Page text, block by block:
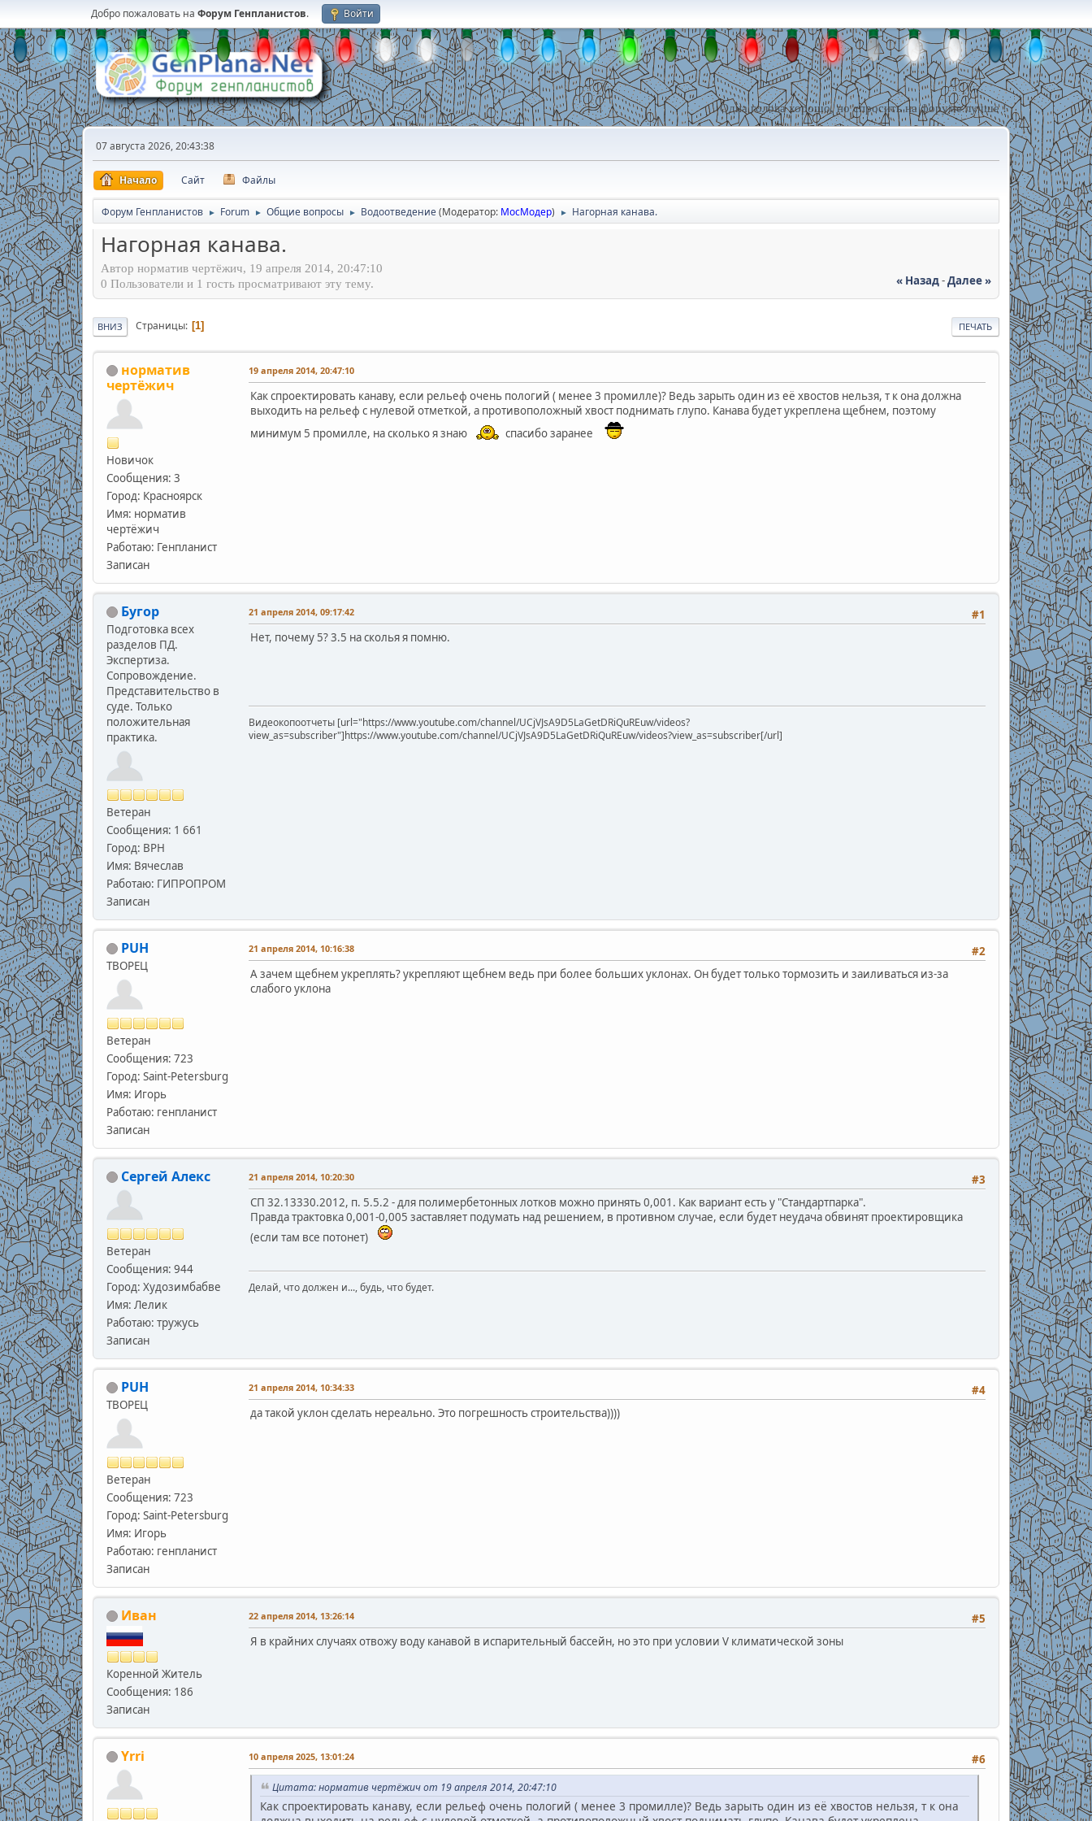
Добро пожаловать на Форум Генпланистов. Войти
Одна голова хорошо, но спросить на форуме лучше !
07 августа 2026, 20:43:38
Начало Сайт Файлы
Форум Генпланистов ► Forum ► Общие вопросы ► Водоотведение(Модератор: МосМодер) ► Нагорная канава.
Нагорная канава.
Автор норматив чертёжич, 19 апреля 2014, 20:47:10
« Назад-Далее »
0 Пользователи и 1 гость просматривают эту тему.
ПЕЧАТЬ
ВНИЗ Страницы 1
норматив
чертёжич
Новичок
Сообщения: 3
Город: Красноярск
Имя: норматив
чертёжич
Работаю: Генпланист
Записан
19 апреля 2014, 20:47:10
Как спроектировать канаву, если рельеф очень пологий ( менее 3 промилле)? Ведь зарыть один из её хвостов нельзя, т к она должна
выходить на рельеф с нулевой отметкой, а противоположный хвост поднимать глупо. Канава будет укреплена щебнем, поэтому
минимум 5 промилле, на сколько я знаю
спасибо заранее
Бугор
Подготовка всех
разделов ПД.
Экспертиза.
Сопровождение.
Представительство в
суде. Только
положительная
практика.
Ветеран
Сообщения: 1 661
Город: ВРН
Имя: Вячеслав
Работаю: ГИПРОПРОМ
Записан
#1
21 апреля 2014, 09:17:42
Нет, почему 5? 3.5 на сколья я помню.
Видеокопоотчеты [url="https://www.youtube.com/channel/UCjVJsA9D5LaGetDRiQuREuw/videos?
view_as=subscriber"]https://www.youtube.com/channel/UCjVJsA9D5LaGetDRiQuREuw/videos?view_as=subscriber[/url]
PUH
ТВОРЕЦ
Ветеран
Сообщения: 723
Город: Saint-Petersburg
Имя: Игорь
Работаю: генпланист
Записан
#2
21 апреля 2014, 10:16:38
А зачем щебнем укреплять? укрепляют щебнем ведь при более больших уклонах. Он будет только тормозить и заиливаться из-за
слабого уклона
Сергей Алекс
Ветеран
Сообщения: 944
Город: Худозимбабве
Имя: Лелик
Работаю: тружусь
Записан
#3
21 апреля 2014, 10:20:30
СП 32.13330.2012, п. 5.5.2 - для полимербетонных лотков можно принять 0,001. Как вариант есть у "Стандартпарка".
Правда трактовка 0,001-0,005 заставляет подумать над решением, в противном случае, если будет неудача обвинят проектировщика
(если там все потонет)
Делай, что должен и..., будь, что будет.
PUH
ТВОРЕЦ
Ветеран
Сообщения: 723
Город: Saint-Petersburg
Имя: Игорь
Работаю: генпланист
Записан
#4
21 апреля 2014, 10:34:33
да такой уклон сделать нереально. Это погрешность строительства))))
Иван
Коренной Житель
Сообщения: 186
Записан
#5
22 апреля 2014, 13:26:14
Я в крайних случаях отвожу воду канавой в испарительный бассейн, но это при условии V климатической зоны
Yrri #6
10 апреля 2025, 13:01:24
Цитата: норматив чертёжич от 19 апреля 2014, 20:47:10
Как спроектировать канаву, если рельеф очень пологий ( менее 3 промилле)? Ведь зарыть один из её хвостов нельзя, т к она